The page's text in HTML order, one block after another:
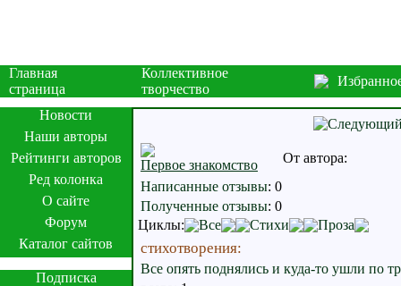
Главная
страница
Коллективное
творчество
Новости
Наши авторы
Рейтинги авторов
Ред колонка
О сайте
Форум
Каталог сайтов
Подписка
Первое знакомство
От автора:
Написанные отзывы: 0
Полученные отзывы: 0
Циклы:
Все Стихи Проза
стихотворения:
Все опять поднялись и куда-то ушли по